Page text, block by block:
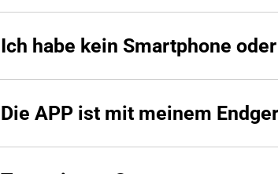
Ich habe kein Smartphone
Die APP ist mit meinem